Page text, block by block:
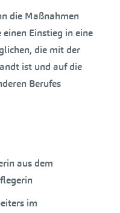
die Maßnahmen
Einstieg in eine
die mit der
ist und auf die
Berufes
aus dem
im